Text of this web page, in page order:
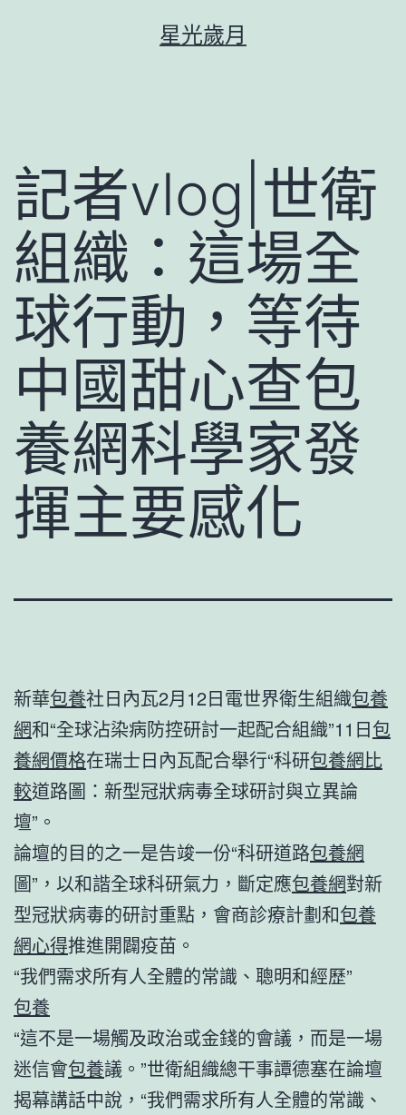
容
星光歲月
記者vlog|世衛
組織：這場全
球行動，等待
中國甜心查包
養網科學家發
揮主要感化
新華包養社日內瓦2月12日電世界衛生組織包養
網和“全球沾染病防控研討一起配合組織”11日包
養網價格在瑞士日內瓦配合舉行“科研包養網比
較道路圖：新型冠狀病毒全球研討與立異論
壇”。
論壇的目的之一是告竣一份“科研道路包養網
圖”，以和諧全球科研氣力，斷定應包養網對新
型冠狀病毒的研討重點，會商診療計劃和包養
網心得推進開闢疫苗。
“我們需求所有人全體的常識、聰明和經歷”
包養
“這不是一場觸及政治或金錢的會議，而是一場
迷信會包養議。”世衛組織總干事譚德塞在論壇
揭幕講話中說，“我們需求所有人全體的常識、